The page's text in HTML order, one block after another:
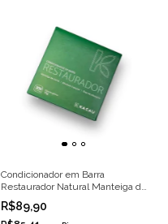
Condicionador em Barra
Restaurador Natural Manteiga de
Karité e Óleos Nobres 70G
R$89,90